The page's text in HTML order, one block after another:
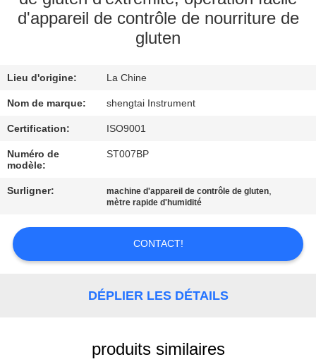
QUALITÉ
CONTACTEZ-
NOUS
DEMANDEZ
UNE
CITATION
d'appareil de contrôle de nourriture de
gluten
Lieu d'origine: La Chine
Nom de marque: shengtai Instrument
Certification: ISO9001
Numéro de
modèle:
ST007BP
Surligner: machine d'appareil de contrôle de gluten,
mètre rapide d'humidité
CONTACT!
DÉPLIER LES DÉTAILS
produits similaires